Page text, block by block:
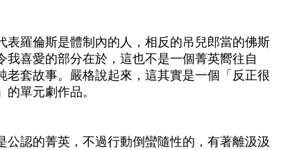
表羅倫斯是體制內的人，相反的吊兒郎當的佛斯
我喜愛的部分在於，這也不是一個菁英嚮往自
老套故事。嚴格說起來，這其實是一個「反正很
單元劇作品。
公認的菁英，不過行動倒蠻隨性的，有著離汲汲